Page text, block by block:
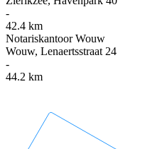
-
42.4 km
Notariskantoor Wouw
Wouw, Lenaertsstraat 24
-
44.2 km